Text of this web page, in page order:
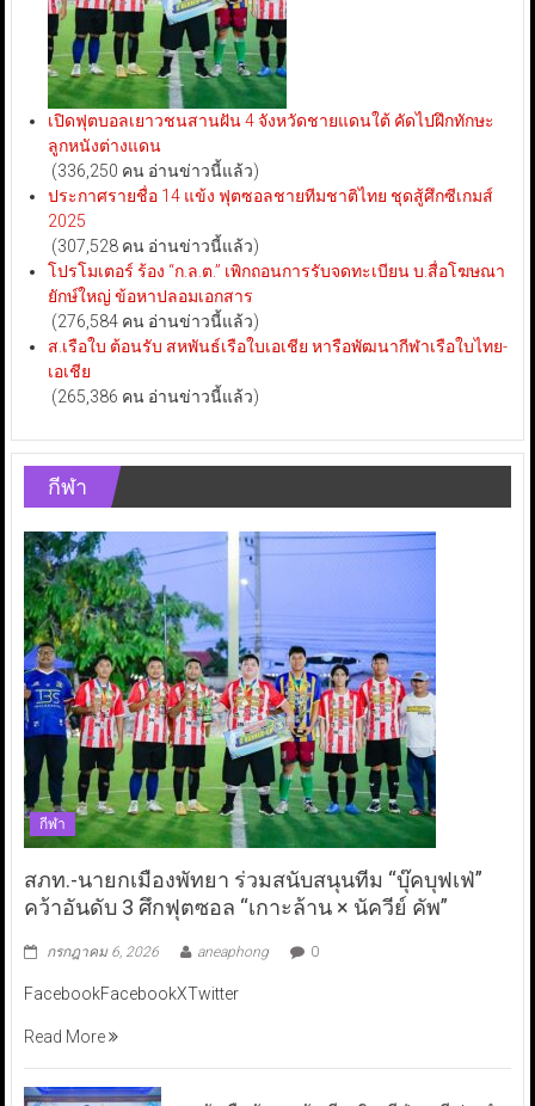
เปิดฟุตบอลเยาวชนสานฝัน 4 จังหวัดชายแดนใต้ คัดไปฝึกทักษะ
ลูกหนังต่างแดน
(336,250 คน อ่านข่าวนี้แล้ว)
ประกาศรายชื่อ 14 แข้ง ฟุตซอลชายทีมชาติไทย ชุดสู้ศึกซีเกมส์
2025
(307,528 คน อ่านข่าวนี้แล้ว)
โปรโมเตอร์ ร้อง “ก.ล.ต.” เพิกถอนการรับจดทะเบียน บ.สื่อโฆษณา
ยักษ์ใหญ่ ข้อหาปลอมเอกสาร
(276,584 คน อ่านข่าวนี้แล้ว)
ส.เรือใบ ต้อนรับ สหพันธ์เรือใบเอเชีย หารือพัฒนากีฬาเรือใบไทย-
เอเชีย
(265,386 คน อ่านข่าวนี้แล้ว)
กีฬา
กีฬา
สภท.-นายกเมืองพัทยา ร่วมสนับสนุนทีม “บุ๊คบุฟเฟ่”
คว้าอันดับ 3 ศึกฟุตซอล “เกาะล้าน × นัควีย์ คัพ”
กรกฎาคม 6, 2026 aneaphong 0
FacebookFacebookXTwitter
Read More